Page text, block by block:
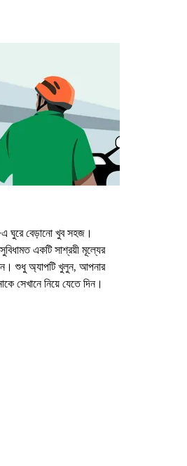
ঘুরে বেড়ানো খুব সহজ।
একটি সাশ্রয়ী মূল্যের
শুধু অ্যাপটি খুলুন, আপনার
সেখানে নিয়ে যেতে দিন।